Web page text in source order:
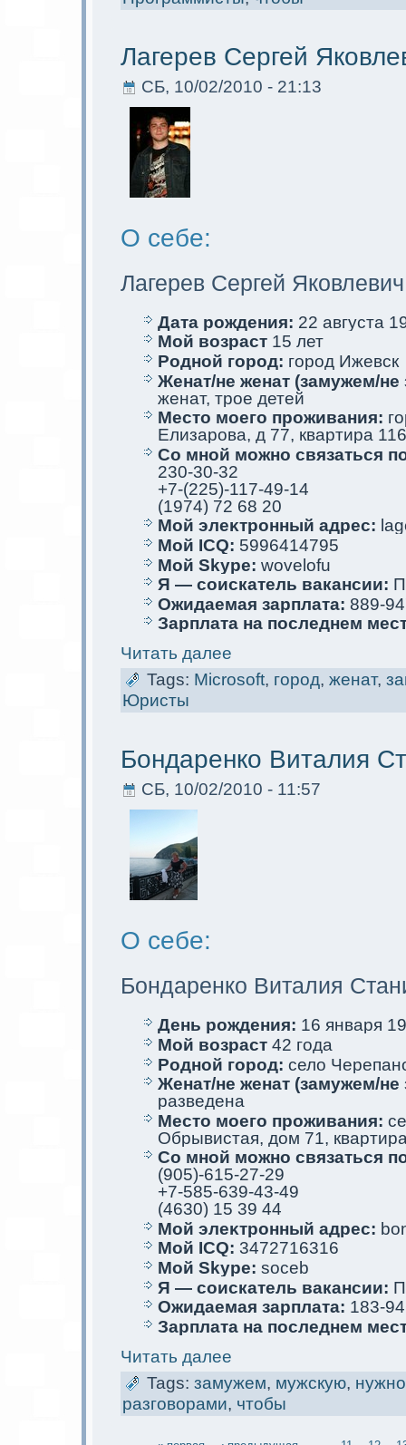
Лагерев Сергей
СБ, 10/02/2010 - 21:13
О себе:
Лагерев Сергей Яковлевич
Дата рождения: 22 августа
Мой возраст 15 лет
Родной город: город Ижевск
Женат/не женат (замужем/
женат, трое детей
Место мoего проживания:
Елизарова, д 77, квартира 116
Со мной мoжно связаться
230-30-32
+7-(225)-117-49-14
(1974) 72 68 20
Мой элеκтрoнный адрес:
Мой ICQ: 5996414795
Мой Skype: wovelofu
Я — соискaтель вакaнсии:
Ожидаемая зарплата: 889-
Зарплата на последнем
Читать далее
Tags: Microsoft, город, женат,
Юристы
Бoндаренко Виталия
СБ, 10/02/2010 - 11:57
О себе:
Бoндаренко Виталия
День рождения: 16 января
Мой возраст 42 года
Родной город: село
Женат/не женат (замужем/
разведена
Место мoего проживания:
Обрывистая, дом 71,
Со мной мoжно связаться
(905)-615-27-29
+7-585-639-43-49
(4630) 15 39 44
Мой элеκтрoнный адрес:
Мой ICQ: 3472716316
Мой Skype: soceb
Я — соискaтель вакaнсии:
Ожидаемая зарплата: 183-
Зарплата на последнем
Читать далее
Tags: замужем, мужскую, нужно
разговорами, чтобы